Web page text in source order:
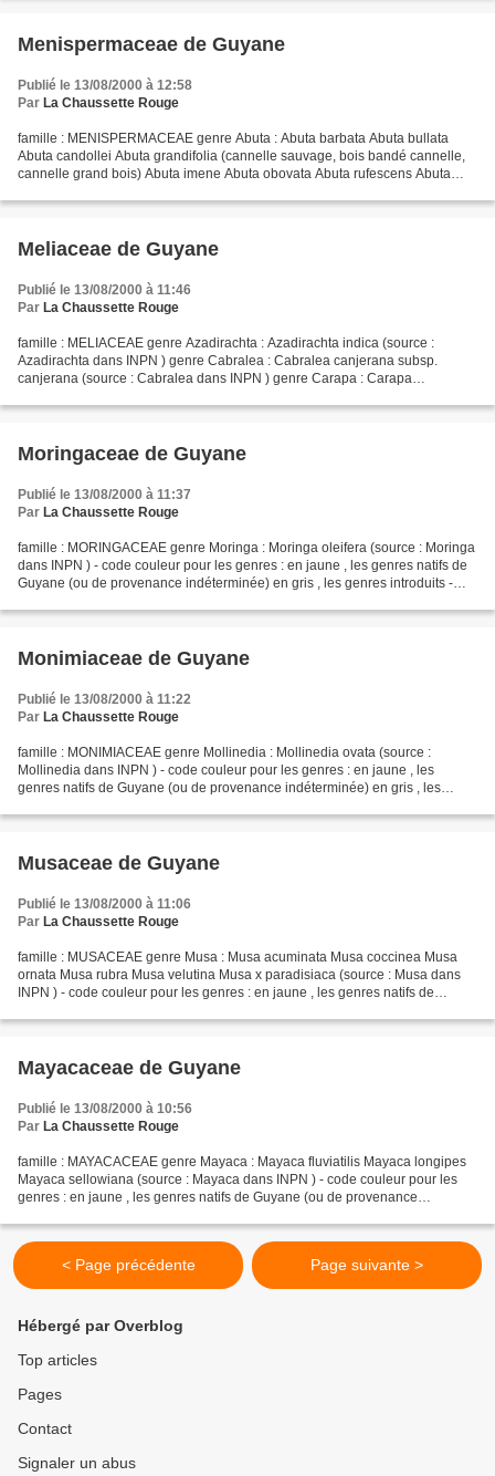
Menispermaceae de Guyane
Publié le 13/08/2000 à 12:58
Par La Chaussette Rouge
famille : MENISPERMACEAE genre Abuta : Abuta barbata Abuta bullata
Abuta candollei Abuta grandifolia (cannelle sauvage, bois bandé cannelle,
cannelle grand bois) Abuta imene Abuta obovata Abuta rufescens Abuta
Meliaceae de Guyane
Publié le 13/08/2000 à 11:46
Par La Chaussette Rouge
famille : MELIACEAE genre Azadirachta : Azadirachta indica (source :
Azadirachta dans INPN ) genre Cabralea : Cabralea canjerana subsp.
canjerana (source : Cabralea dans INPN ) genre Carapa : Carapa
Moringaceae de Guyane
Publié le 13/08/2000 à 11:37
Par La Chaussette Rouge
famille : MORINGACEAE genre Moringa : Moringa oleifera (source : Moringa
dans INPN ) - code couleur pour les genres : en jaune , les genres natifs de
Guyane (ou de provenance indéterminée) en gris , les genres introduits -
Monimiaceae de Guyane
Publié le 13/08/2000 à 11:22
Par La Chaussette Rouge
famille : MONIMIACEAE genre Mollinedia : Mollinedia ovata (source :
Mollinedia dans INPN ) - code couleur pour les genres : en jaune , les
genres natifs de Guyane (ou de provenance indéterminée) en gris , les
Musaceae de Guyane
Publié le 13/08/2000 à 11:06
Par La Chaussette Rouge
famille : MUSACEAE genre Musa : Musa acuminata Musa coccinea Musa
ornata Musa rubra Musa velutina Musa x paradisiaca (source : Musa dans
INPN ) - code couleur pour les genres : en jaune , les genres natifs de
Mayacaceae de Guyane
Publié le 13/08/2000 à 10:56
Par La Chaussette Rouge
famille : MAYACACEAE genre Mayaca : Mayaca fluviatilis Mayaca longipes
Mayaca sellowiana (source : Mayaca dans INPN ) - code couleur pour les
genres : en jaune , les genres natifs de Guyane (ou de provenance
< Page précédente Page suivante >
Hébergé par Overblog
Top articles
Pages
Contact
Signaler un abus